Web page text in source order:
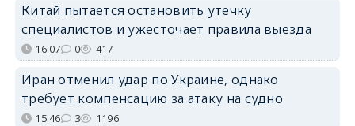
Китай пытается остановить утечку
специалистов и ужесточает правила выезда
16:07 0 417
Иран отменил удар по Украине, однако
требует компенсацию за атаку на судно
15:46 3 1196